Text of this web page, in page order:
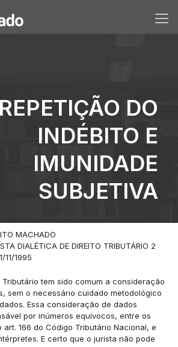
REPETIÇÃO DO
INDÉBITO E
IMUNIDADE
SUBJETIVA
MACHADO
DIALÉTICA DE DIREITO TRIBUTÁRIO 2
11/1995
tem sido comum a consideração
sem o necessário cuidado metodológico
Essa consideração de dados
por inúmeros equívocos, entre os
166 do Código Tributário Nacional, e
E certo que o jurista não pode